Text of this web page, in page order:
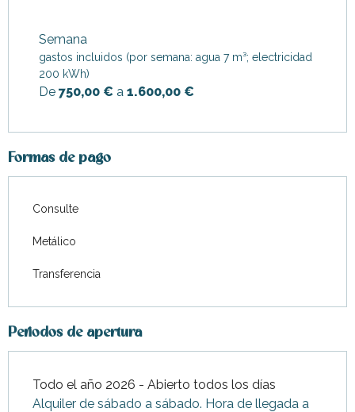
Desde1 septiembre
2026hasta
Semana
gastos incluidos (por semana: agua 7 m³; electricidad
200 kWh)
De 750,00 € a 1.600,00 €
Formas de pago
Consulte
Metálico
Transferencia
Periodos de apertura
Todo el año 2026 - Abierto todos los días
Alquiler de sábado a sábado. Hora de llegada a